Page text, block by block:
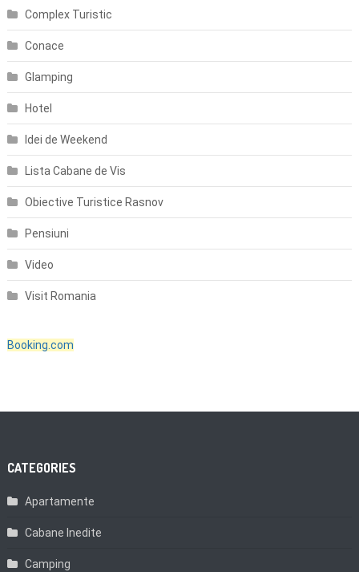
Complex Turistic
Conace
Glamping
Hotel
Idei de Weekend
Lista Cabane de Vis
Obiective Turistice Rasnov
Pensiuni
Video
Visit Romania
Booking.com
CATEGORIES
Apartamente
Cabane Inedite
Camping